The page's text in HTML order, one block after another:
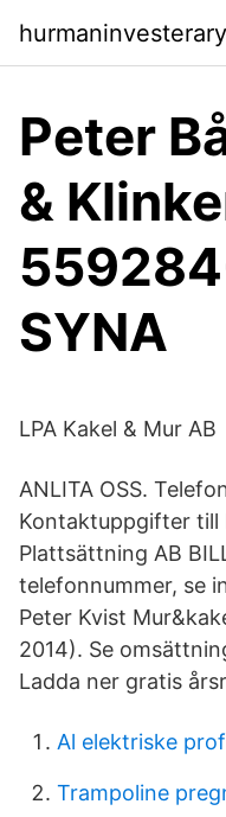
Peter
&
SYNA
LPA Kakel & Mur AB
ANLITA OSS.
Kontaktuppgifter till
Plattsättning AB
telefonnummer, se
Peter Kvist
2014). Se
Ladda ner gratis
Al elektriske
Trampoline